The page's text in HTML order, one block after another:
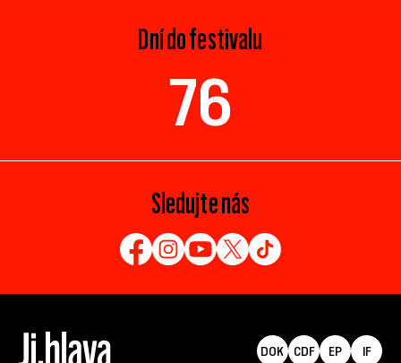
Dní do festivalu
76
Sledujte nás
DOK CDF EP IF